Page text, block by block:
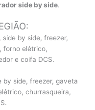
side by side.
by side, freezer,
forno elétrico,
e coifa DCS.
by side, freezer, gaveta
churrasqueira,